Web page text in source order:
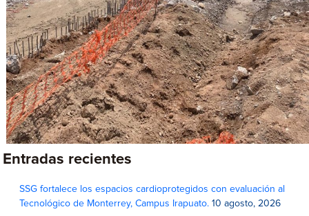
Entradas recientes
SSG fortalece los espacios cardioprotegidos con evaluación al
Tecnológico de Monterrey, Campus Irapuato. 10 agosto, 2026